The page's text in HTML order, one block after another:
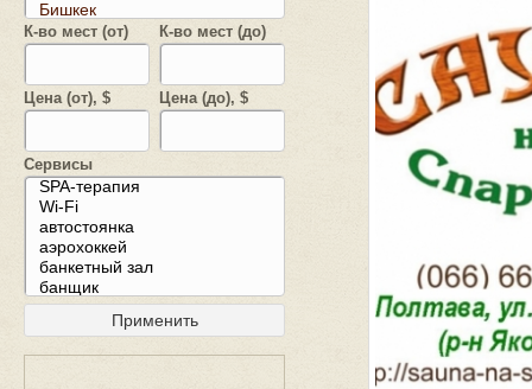
К-во мест (от) К-во мест (до)
Цена (от), $ Цена (до), $
Сервисы